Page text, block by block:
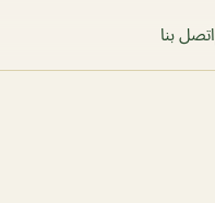
اتصل بنا